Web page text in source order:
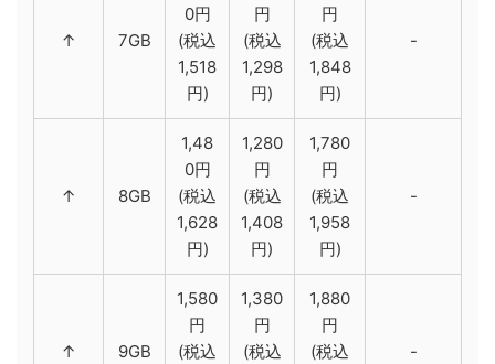
↑ 7GB
0円
(税込
1,518
円)
円
(税込
1,298
円)
円
(税込
1,848
円)
-
↑ 8GB
1,48
0円
(税込
1,628
円)
1,280
円
(税込
1,408
円)
1,780
円
(税込
1,958
円)
-
↑ 9GB
1,580
円
(税込
1,380
円
(税込
1,880
円
(税込
-